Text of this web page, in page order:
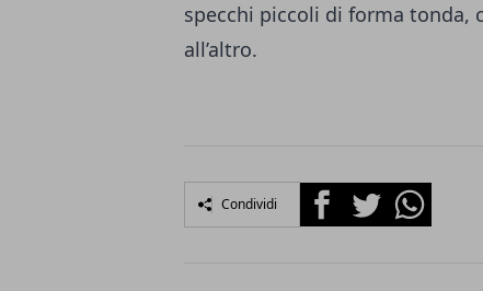
specchi piccoli di forma tonda,
all’altro.
Condividi FacebookTwitterWhatsapp